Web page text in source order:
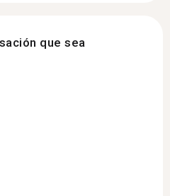
que sea